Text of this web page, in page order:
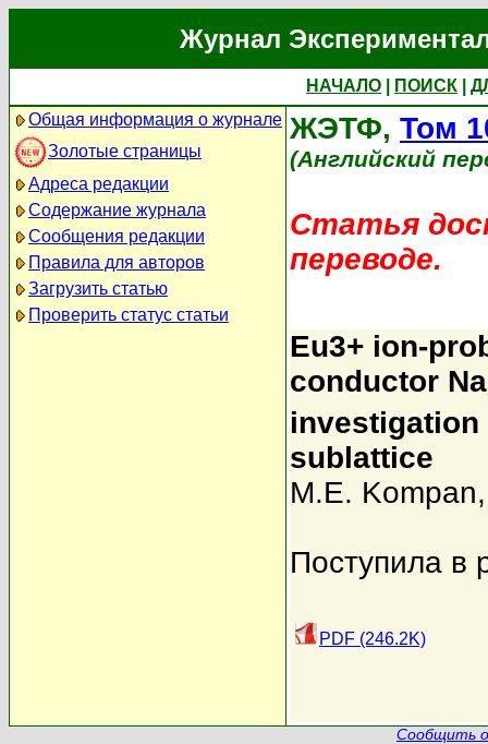
Журнал
НАЧАЛО ПОИСК
Общая информация о журнале
Золотые страницы
Адреса редакции
Содержание журнала
Сообщения редакции
Правила для авторов
Загрузить статью
Проверить статус статьи
ЖЭТФ, Том
(Английский
Статья
переводе.
Eu3+ ion-
conductor Na
sublattice
M.E. Kompan
Поступила в
PDF (246.2K)
Сообщить о